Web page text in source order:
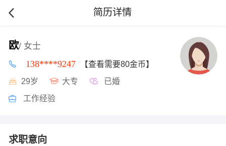
简历详情
欧/ 女士
138****9247 【查看需要80金币】
29岁 大专 已婚
工作经验
求职意向